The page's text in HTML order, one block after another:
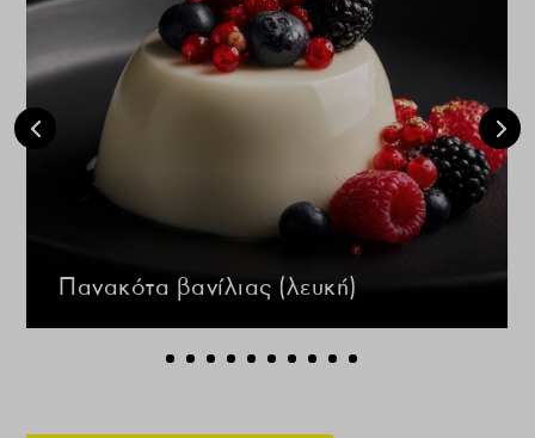
Πανακότα βανίλιας (λευκή)